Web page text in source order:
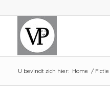
U bevindt zich hier: Home / Fictie